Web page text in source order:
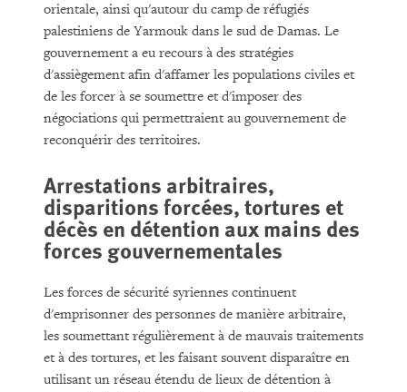
orientale, ainsi qu'autour du camp de réfugiés
palestiniens de Yarmouk dans le sud de Damas. Le
gouvernement a eu recours à des stratégies
d'assiègement afin d'affamer les populations civiles et
de les forcer à se soumettre et d'imposer des
négociations qui permettraient au gouvernement de
reconquérir des territoires.
Arrestations arbitraires,
disparitions forcées, tortures et
décès en détention aux mains des
forces gouvernementales
Les forces de sécurité syriennes continuent
d'emprisonner des personnes de manière arbitraire,
les soumettant régulièrement à de mauvais traitements
et à des tortures, et les faisant souvent disparaître en
utilisant un réseau étendu de lieux de détention à